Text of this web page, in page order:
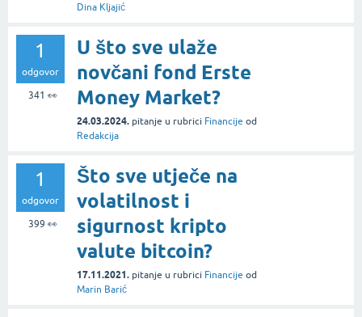
Dina Kljajić
1
odgovor
341 👀
U što sve ulaže
novčani fond Erste
Money Market?
24.03.2024. pitanje u rubrici Financije od
Redakcija
1
odgovor
399 👀
Što sve utječe na
volatilnost i
sigurnost kripto
valute bitcoin?
17.11.2021. pitanje u rubrici Financije od
Marin Barić